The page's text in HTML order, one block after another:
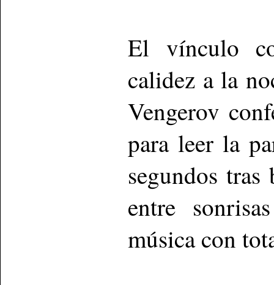
El vínculo
calidez a la
Vengerov
para leer la
segundos tras
entre
música con